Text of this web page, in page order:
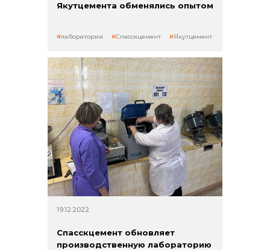
info@vostokcement.ru
Якутцемента обменялись опытом
лаборатория Спасскцемент Якутцемент
19.12.2022
Спасскцемент обновляет
производственную лабораторию